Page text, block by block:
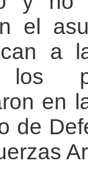
el
a
los
en
de